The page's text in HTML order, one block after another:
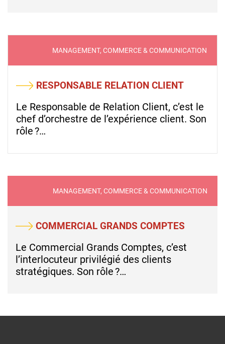
RESPONSABLE RELATION CLIENT
MANAGEMENT, COMMERCE & COMMUNICATION
Le Responsable de Relation Client, c’est le
chef d’orchestre de l’expérience client. Son
rôle ?…
COMMERCIAL GRANDS COMPTES
MANAGEMENT, COMMERCE & COMMUNICATION
Le Commercial Grands Comptes, c’est
l’interlocuteur privilégié des clients
stratégiques. Son rôle ?…